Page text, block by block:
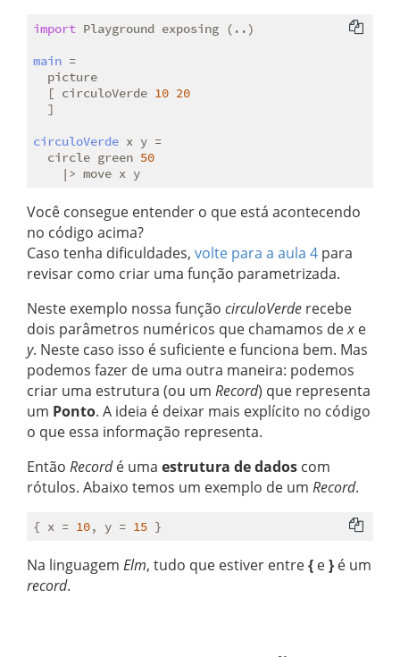
import Playground exposing (..)
main =
  picture
  [ circuloVerde
10 20
  ]
circuloVerde x y =
  circle green
50
Você consegue entender o que está acontecendo
no código acima?
Caso tenha dificuldades, volte para a aula 4 para
revisar como criar uma função parametrizada.
Neste exemplo nossa função circuloVerde recebe
dois parâmetros numéricos que chamamos dex e
y. Neste caso isso é suficiente e funciona bem. Mas
podemos fazer de uma outra maneira: podemos
criar uma estrutura (ou um Record) que representa
um Ponto. A ideia é deixar mais explícito no código
o que essa informação representa.
Então Recordé uma estrutura de dados com
rótulos. Abaixo temos um exemplo de um Record.
{ x = 10, y = 15
Na linguagem Elm, tudo que estiver entre{ e} é um
record.